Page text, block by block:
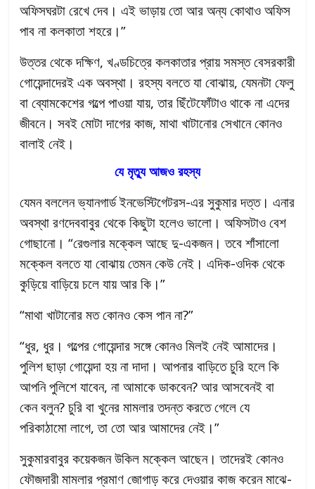
অফিসঘরটা রেখে দেব। এই ভাড়ায় তো আর অন্য কোথাও অফিস
পাব না কলকাতা শহরে।”
উত্তর থেকে দক্ষিণ, খণ্ডচিত্রে কলকাতার প্রায় সমস্ত বেসরকারী
গোয়েন্দাদেরই এক অবস্থা। রহস্য বলতে যা বোঝায়, যেমনটা ফেলু
বা ব্যোমকেশের গল্পে পাওয়া যায়, তার ছিঁটেফোঁটাও থাকে না এদের
জীবনে। সবই মোটা দাগের কাজ, মাথা খাটানোর সেখানে কোনও
বালাই নেই।
যে মৃত্যু আজও রহস্য
যেমন বললেন ভ্যানগার্ড ইনভেস্টিগেটরস-এর সুকুমার দত্ত। এনার
অবস্থা রণদেববাবুর থেকে কিছুটা হলেও ভালো। অফিসটাও বেশ
গোছানো। “রেগুলার মক্কেল আছে দু-একজন। তবে শাঁসালো
মক্কেল বলতে যা বোঝায় তেমন কেউ নেই। এদিক-ওদিক থেকে
কুড়িয়ে বাড়িয়ে চলে যায় আর কি।”
“মাথা খাটানোর মত কোনও কেস পান না?”
“ধুর, ধুর। গল্পের গোয়েন্দার সঙ্গে কোনও মিলই নেই আমাদের।
পুলিশ ছাড়া গোয়েন্দা হয় না দাদা। আপনার বাড়িতে চুরি হলে কি
আপনি পুলিশে যাবেন, না আমাকে ডাকবেন? আর আসবেনই বা
কেন বলুন? চুরি বা খুনের মামলার তদন্ত করতে গেলে যে
পরিকাঠামো লাগে, তা তো আর আমাদের নেই।”
সুকুমারবাবুর কয়েকজন উকিল মক্কেল আছেন। তাদেরই কোনও
ফৌজদারী মামলার প্রমাণ জোগাড় করে দেওয়ার কাজ করেন মাঝে-